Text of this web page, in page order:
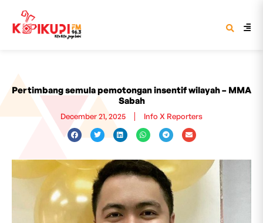
Pertimbang semula pemotongan insentif wilayah – MMA
Sabah
December 21, 2025 Info X Reporters